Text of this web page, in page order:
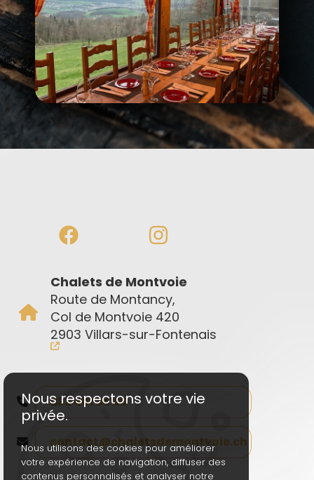
Chalets de Montvoie
Route de Montancy,
Col de Montvoie 420
2903 Villars-sur-Fontenais
032 461 34 46
contact@chaletsdemontvoie.ch
Nous respectons votre vie
privée.
Nous utilisons des cookies pour améliorer
votre expérience de navigation, diffuser des
contenus personnalisés et analyser notre